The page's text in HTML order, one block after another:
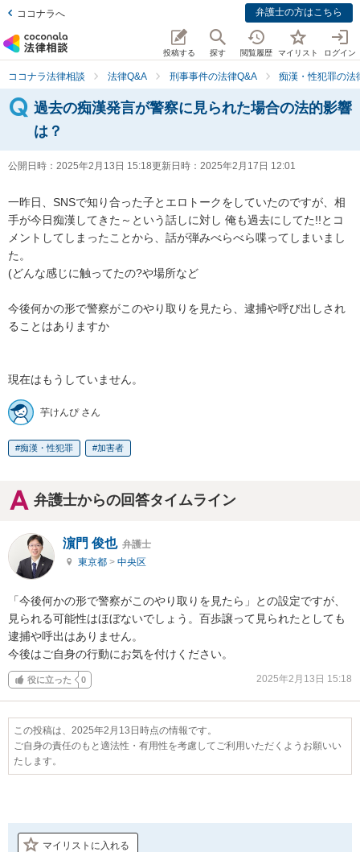
ココナラへ 弁護士の方はこちら
投稿する 探す 閲覧履歴 マイリスト ログイン
ココナラ法律相談 法律Q&A 刑事事件の法律Q&A 痴漢・性犯罪の法
過去の痴漢発言が警察に見られた場合の法的影響
は？
公開日時： 2025年2月13日 15:18更新日時： 2025年2月17日 12:01
一昨日、SNSで知り合った子とエロトークをしていたのですが、相
手が今日痴漢してきた～という話しに対し 俺も過去にしてた!!とコ
メントしてしまったことから、話が弾みべらべら喋ってしまいまし
た。
(どんな感じに触ってたの?や場所など
今後何かの形で警察がこのやり取りを見たら、逮捕や呼び出しされ
ることはありますか
現在はもうしていません。
芋けんぴ さん
痴漢・性犯罪 加害者
弁護士からの回答タイムライン
濵門 俊也 弁護士
東京都 > 中央区
「今後何かの形で警察がこのやり取りを見たら」との設定ですが、
見られる可能性はほぼないでしょう。百歩譲って見られたとしても
逮捕や呼出はありません。
今後はご自身の行動にお気を付けください。
役に立った 0 2025年2月13日 15:18
この投稿は、2025年2月13日時点の情報です。
ご自身の責任のもと適法性・有用性を考慮してご利用いただくようお願いい
たします。
マイリストに入れる